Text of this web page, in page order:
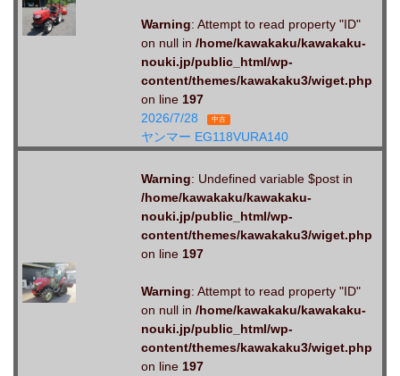
Warning: Attempt to read property "ID"
on null in /home/kawakaku/kawakaku-
nouki.jp/public_html/wp-
content/themes/kawakaku3/wiget.php
on line 197
2026/7/28
中古
ヤンマー EG118VURA140
Warning: Undefined variable $post in
/home/kawakaku/kawakaku-
nouki.jp/public_html/wp-
content/themes/kawakaku3/wiget.php
on line 197
Warning: Attempt to read property "ID"
on null in /home/kawakaku/kawakaku-
nouki.jp/public_html/wp-
content/themes/kawakaku3/wiget.php
on line 197